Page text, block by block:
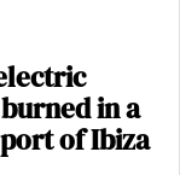
in a
of Ibiza